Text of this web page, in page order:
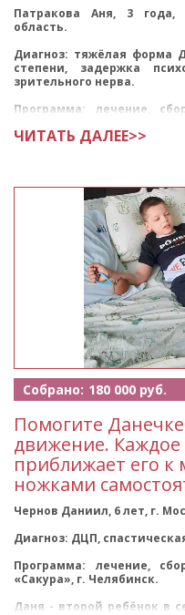
Патракова Аня, 3 года,
область.
Диагноз: тяжёлая форма
степени, задержка
зрительного нерва.
Программа: лечение,
ЧИТАТЬ ДАЛЕЕ>>
Собрано: 180 000 руб.
Помогите
движение. Каждое
приближает его к
ножками
Чернов Даниил, 6 лет, г.
Диагноз: ДЦП,
Программа: лечение,
«Сакура», г. Челябинск.
Даня - второй ребёнок в